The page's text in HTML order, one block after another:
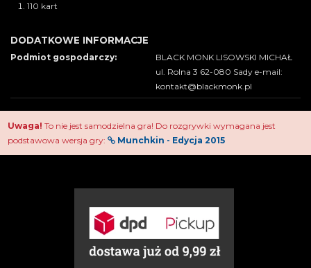
110 kart
DODATKOWE INFORMACJE
Podmiot gospodarczy:
BLACK MONK LISOWSKI MICHAŁ
ul. Rolna 3 62-080 Sady e-mail:
kontakt@blackmonk.pl
Uwaga! To nie jest samodzielna gra! Do rozgrywki wymagana jest
podstawowa wersja gry:
Munchkin - Edycja 2015